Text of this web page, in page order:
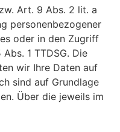
Art. 9 Abs. 2 lit. a
perso­nen­be­zo­gener
oder in den Zugriff
1 TTDSG. Die
wir Ihre Daten auf
sind auf Grundlage
Über die jeweils im